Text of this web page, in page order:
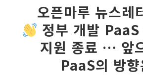
오픈마루 뉴스레
정부 개발 PaaS
지원 종료 … 앞
PaaS의 방향